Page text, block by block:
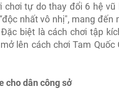
tự do thay đổi 6 hệ vũ
nhất vô nhị", mang đến
biệt là cách chơi tập
lên cách chơi Tam
cho dân công sở